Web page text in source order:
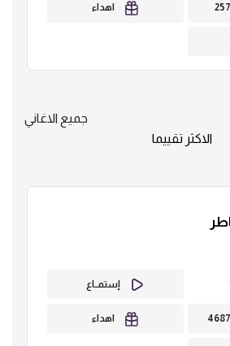
اهداء
جميع الاغاني
الاكثر تقييما
إستمــاع
اهداء